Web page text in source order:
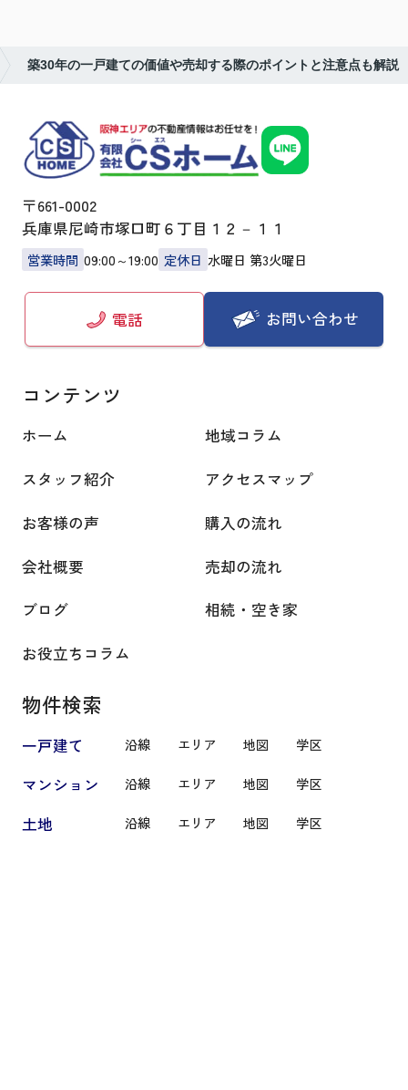
築30年の一戸建ての価値や売却する際のポイントと注意点も解説
〒661-0002
兵庫県尼崎市塚口町６丁目１２－１１
営業時間 09:00～19:00 定休日 水曜日 第3火曜日
電話 お問い合わせ
コンテンツ
ホーム
地域コラム
スタッフ紹介
アクセスマップ
お客様の声
購入の流れ
会社概要
売却の流れ
ブログ
相続・空き家
お役立ちコラム
物件検索
一戸建て 沿線 エリア 地図 学区
マンション 沿線 エリア 地図 学区
土地 沿線 エリア 地図 学区